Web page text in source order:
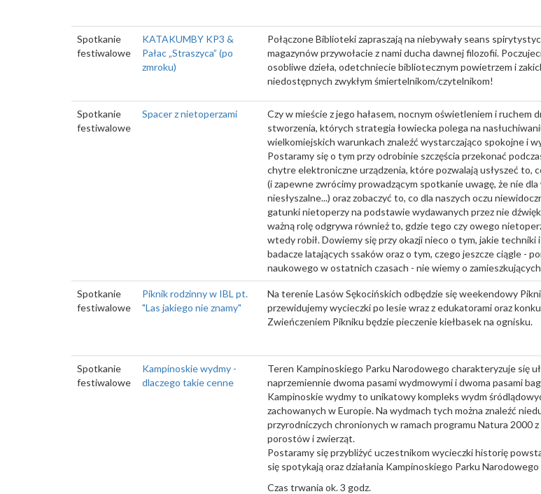
Spotkanie
festiwalowe
KATAKUMBY KP3 &
Pałac „Straszyca” (po
zmroku)
Połączone Biblioteki zapraszają na niebywały seans
magazynów przywołacie z nami ducha dawnej filozofii.
osobliwe dzieła, odetchniecie bibliotecznym powietrzem i
niedostępnych zwykłym śmiertelnikom/czytelnikom!
Spotkanie
festiwalowe
Spacer z nietoperzami
Czy w mieście z jego hałasem, nocnym oświetleniem i ruchem
stworzenia, których strategia łowiecka polega na
wielkomiejskich warunkach znaleźć wystarczająco spokojne i
Postaramy się o tym przy odrobinie szczęścia przekonać
chytre elektroniczne urządzenia, które pozwalają usłyszeć to,
(i zapewne zwrócimy prowadzącym spotkanie uwagę, że nie
niesłyszalne...) oraz zobaczyć to, co dla naszych oczu
gatunki nietoperzy na podstawie wydawanych przez nie
ważną rolę odgrywa również to, gdzie tego czy owego
wtedy robił. Dowiemy się przy okazji nieco o tym, jakie
badacze latających ssaków oraz o tym, czego jeszcze ciągle -
naukowego w ostatnich czasach - nie wiemy o
Spotkanie
festiwalowe
Piknik rodzinny w IBL pt.
"Las jakiego nie znamy"
Na terenie Lasów Sękocińskich odbędzie się weekendowy
przewidujemy wycieczki po lesie wraz z edukatorami oraz
Zwieńczeniem Pikniku będzie pieczenie kiełbasek na ognisku.
Spotkanie
festiwalowe
Kampinoskie wydmy -
dlaczego takie cenne
Teren Kampinoskiego Parku Narodowego charakteryzuje się
naprzemiennie dwoma pasami wydmowymi i dwoma pasami
Kampinoskie wydmy to unikatowy kompleks wydm
zachowanych w Europie. Na wydmach tych można znaleźć
przyrodniczych chronionych w ramach programu Natura 2000
porostów i zwierząt.
Postaramy się przybliżyć uczestnikom wycieczki historię
się spotykają oraz działania Kampinoskiego Parku
Czas trwania ok. 3 godz.